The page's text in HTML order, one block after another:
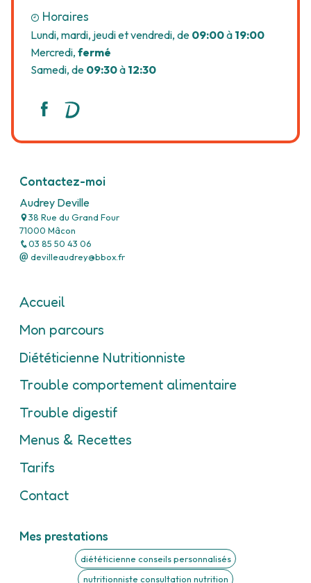
Horaires
Lundi, mardi, jeudi et vendredi, de 09:00à 19:00
Mercredi, fermé
Samedi, de 09:30à 12:30
Contactez-moi
Audrey Deville
38 Rue du Grand Four
71000 Mâcon
03 85 50 43 06
devilleaudrey@bbox.fr
Accueil
Mon parcours
Diététicienne Nutritionniste
Trouble comportement alimentaire
Trouble digestif
Menus & Recettes
Tarifs
Contact
Mes prestations
diététicienne conseils personnalisés
nutritionniste consultation nutrition